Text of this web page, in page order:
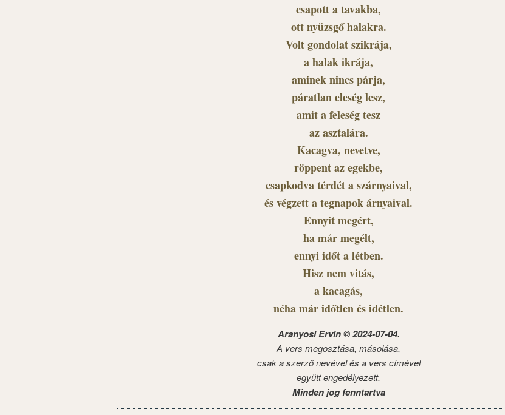
csapott a tavakba,
ott nyüzsgő halakra.
Volt gondolat szikrája,
a halak ikrája,
aminek nincs párja,
páratlan eleség lesz,
amit a feleség tesz
az asztalára.
Kacagva, nevetve,
röppent az egekbe,
csapkodva térdét a szárnyaival,
és végzett a tegnapok árnyaival.
Ennyit megért,
ha már megélt,
ennyi időt a létben.
Hisz nem vitás,
a kacagás,
néha már időtlen és idétlen.
Aranyosi Ervin © 2024-07-04.
A vers megosztása, másolása,
csak a szerző nevével és a vers címével
együtt engedélyezett.
Minden jog fenntartva